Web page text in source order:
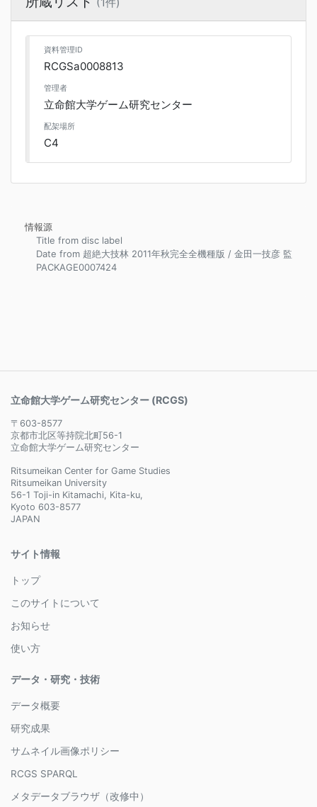
資料管理ID
RCGSa0008813
管理者
立命館大学ゲーム研究センター
配架場所
C4
情報源
Title from disc label
Date from 超絶大技林 2011年秋完全全機種版 / 金田一技彦 監
PACKAGE0007424
立命館大学ゲーム研究センター (RCGS)
〒603-8577
京都市北区等持院北町56-1
立命館大学ゲーム研究センター
Ritsumeikan Center for Game Studies
Ritsumeikan University
56-1 Toji-in Kitamachi, Kita-ku,
Kyoto 603-8577
JAPAN
サイト情報
トップ
このサイトについて
お知らせ
使い方
データ・研究・技術
データ概要
研究成果
サムネイル画像ポリシー
RCGS SPARQL
メタデータブラウザ（改修中）